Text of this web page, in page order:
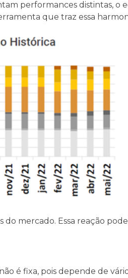
performances distintas, o
que traz essa
mercado. Essa reação
é fixa, pois depende de